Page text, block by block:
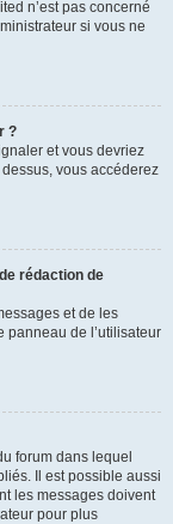
n’est pas concerné
si vous ne
?
et vous devriez
vous accéderez
rédaction de
et de les
panneau de l’utilisateur
forum dans lequel
Il est possible aussi
les messages doivent
pour plus